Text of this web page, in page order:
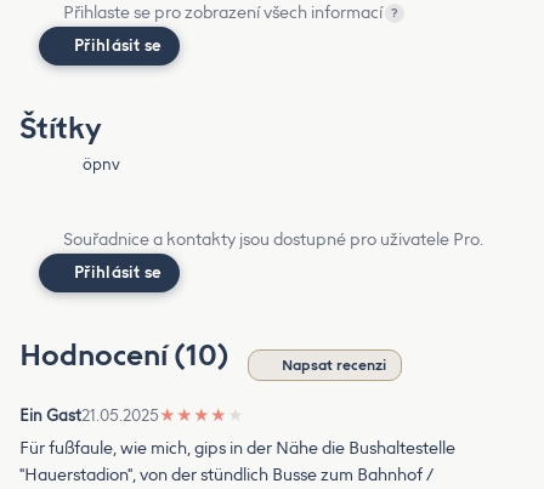
Přihlaste se pro zobrazení všech informací ?
Přihlásit se
Štítky
öpnv
Souřadnice a kontakty jsou dostupné pro uživatele Pro.
Přihlásit se
Hodnocení (10) Napsat recenzi
Ein Gast21.05.2025★ ★ ★ ★ ★
Für fußfaule, wie mich, gips in der Nähe die Bushaltestelle
"Hauerstadion", von der stündlich Busse zum Bahnhof /